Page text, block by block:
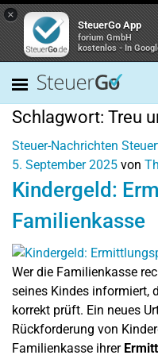
×
SteuerGo App
forium GmbH
kostenlos - In
Schlagwort: Treu
Steuer-Nachrichten
5. September 2025 von
Kindergeld:
Familienkasse
Wer die Familienkasse
seines Kindes informiert,
korrekt prüft. Ein neues
Rückforderung von
Familienkasse ihrer